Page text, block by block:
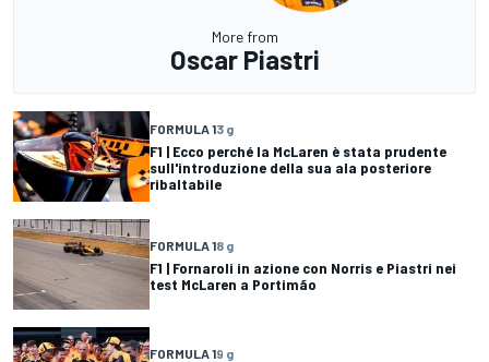
More from
Oscar Piastri
FORMULA 13 g
F1 | Ecco perché la McLaren è stata prudente
sull'introduzione della sua ala posteriore
ribaltabile
FORMULA 18 g
F1 | Fornaroli in azione con Norris e Piastri nei
test McLaren a Portimão
FORMULA 19 g